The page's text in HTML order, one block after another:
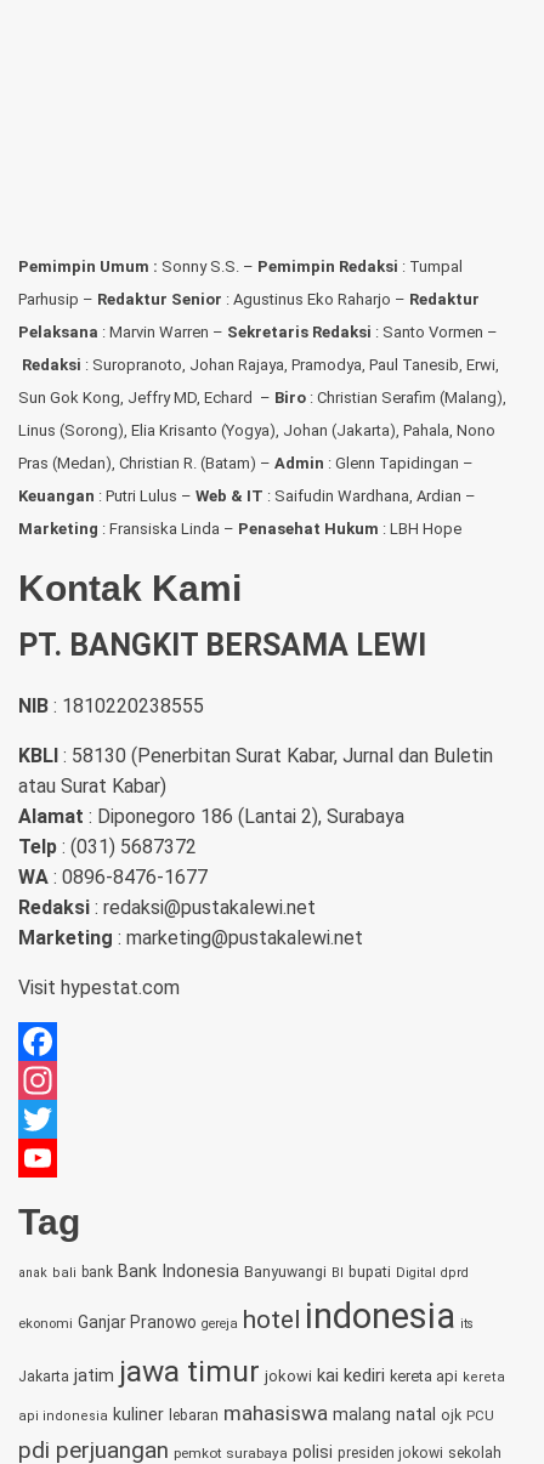
Pemimpin Umum : Sonny S.S. – Pemimpin Redaksi : Tumpal
Parhusip – Redaktur Senior : Agustinus Eko Raharjo – Redaktur
Pelaksana : Marvin Warren – Sekretaris Redaksi : Santo Vormen –
Redaksi : Suropranoto, Johan Rajaya, Pramodya, Paul Tanesib, Erwi,
Sun Gok Kong, Jeffry MD, Echard – Biro : Christian Serafim (Malang),
Linus (Sorong), Elia Krisanto (Yogya), Johan (Jakarta), Pahala, Nono
Pras (Medan), Christian R. (Batam) – Admin : Glenn Tapidingan –
Keuangan : Putri Lulus – Web & IT : Saifudin Wardhana, Ardian –
Marketing : Fransiska Linda – Penasehat Hukum : LBH Hope
Kontak Kami
PT. BANGKIT BERSAMA LEWI
NIB : 1810220238555
KBLI : 58130 (Penerbitan Surat Kabar, Jurnal dan Buletin
atau Surat Kabar)
Alamat : Diponegoro 186 (Lantai 2), Surabaya
Telp : (031) 5687372
WA : 0896-8476-1677
Redaksi : redaksi@pustakalewi.net
Marketing : marketing@pustakalewi.net
Visit hypestat.com
Facebook
Instagram
Twitter
Channel
Tag
anak bali bank Bank Indonesia Banyuwangi BI bupati Digital dprd
ekonomi Ganjar Pranowo gereja hotel indonesia its
Jakarta jatim jawa timur jokowi kai kediri kereta api kereta
api indonesia kuliner lebaran mahasiswa malang natal ojk PCU
pdi perjuangan pemkot surabaya polisi presiden jokowi sekolah